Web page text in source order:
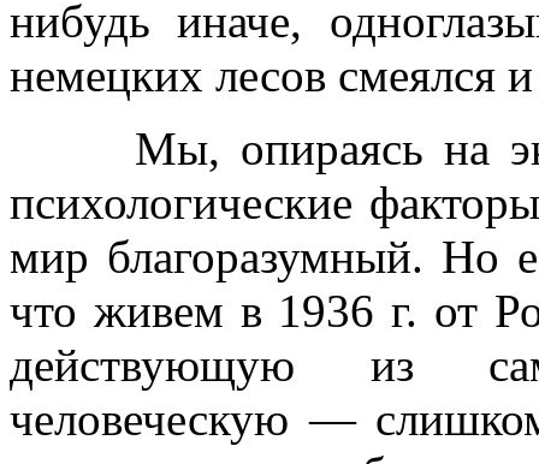
нибудь иначе,
немецких лесов смеялся
Мы, опираясь на
психологические
мир благоразумный. Но
что живем в 1936 г. от
действующую из
человеческую —